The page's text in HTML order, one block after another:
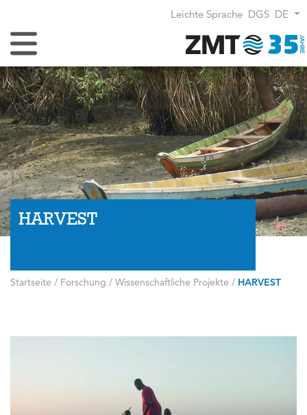
Leichte Sprache DGS DE
Navigation umschalten
HARVEST
Startseite / Forschung / Wissenschaftliche Projekte / HARVEST